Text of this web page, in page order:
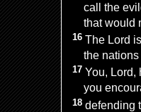
call the
that would
16 The Lord
the nations
17 You, Lord,
you
18 defending